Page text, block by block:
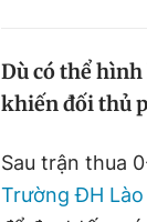
Dù có thể
khiến đối thủ
Sau trận thua
Trường ĐH Lào